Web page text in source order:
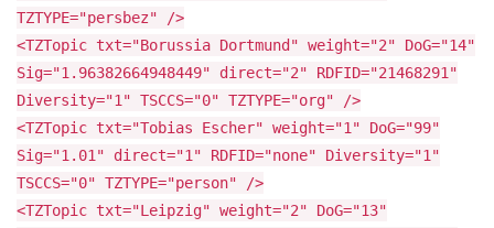
TZTYPE="persbez" />
<TZTopic txt="Borussia Dortmund" weight="2" DoG="14"
Sig="1.96382664948449" direct="2" RDFID="21468291"
Diversity="1" TSCCS="0" TZTYPE="org" />
<TZTopic txt="Tobias Escher" weight="1" DoG="99"
Sig="1.01" direct="1" RDFID="none" Diversity="1"
TSCCS="0" TZTYPE="person" />
<TZTopic txt="Leipzig" weight="2" DoG="13"